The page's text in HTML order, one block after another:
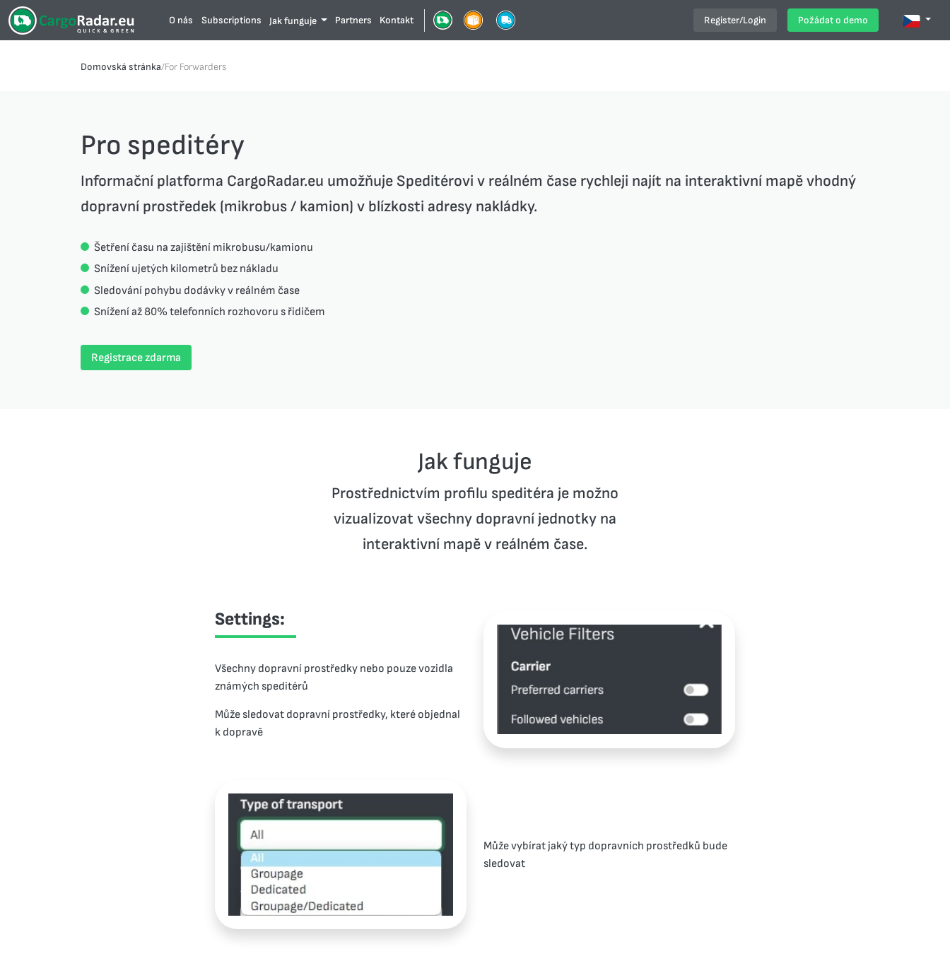
O nás Subscriptions Jak funguje Partners Kontakt Register/Login Požádat o demo
Domovská stránka/For Forwarders
Pro speditéry
Informační platforma CargoRadar.eu umožňuje Speditérovi v reálném čase rychleji najít na interaktivní mapě vhodný
dopravní prostředek (mikrobus / kamion) v blízkosti adresy nakládky.
Šetření času na zajištění mikrobusu/kamionu
Snížení ujetých kilometrů bez nákladu
Sledování pohybu dodávky v reálném čase
Snížení až 80% telefonních rozhovoru s řidičem
Registrace zdarma
Jak funguje
Prostřednictvím profilu speditéra je možno
vizualizovat všechny dopravní jednotky na
interaktivní mapě v reálném čase.
Settings:
Všechny dopravní prostředky nebo pouze vozidla
známých speditérů
Může sledovat dopravní prostředky, které objednal
k dopravě
Může vybírat jaký typ dopravních prostředků bude
sledovat